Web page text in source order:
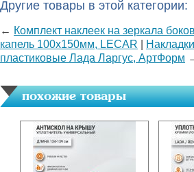
Другие товары в этой категории:
← Комплект наклеек на зеркала
капель 100х150мм, LECAR
пластиковые Лада Ларгус, АртФорм
похожие товары